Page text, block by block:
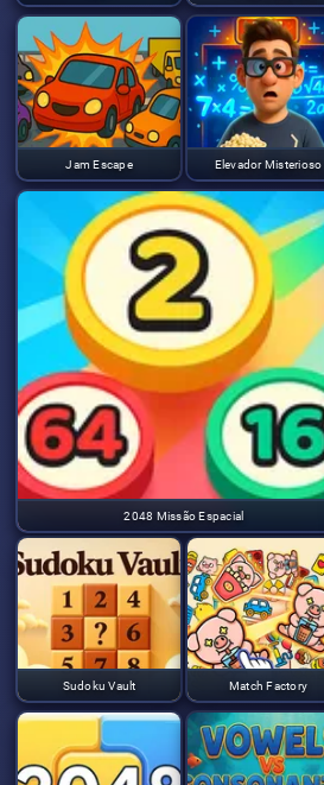
Jam Escape Elevador Misterioso
2048 Missão Espacial
Sudoku Vault Match Factory